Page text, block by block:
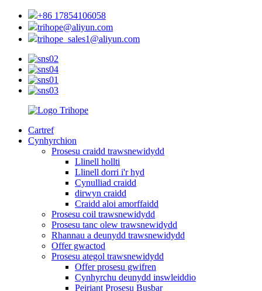
+86 17854106058
trihope@aliyun.com
trihope_sales1@aliyun.com
Cartref
Cynhyrchion
Prosesu craidd trawsnewidydd
Llinell hollti
Llinell dorri i'r hyd
Cynulliad craidd
dirwyn craidd
Craidd aloi amorffaidd
Prosesu coil trawsnewidydd
Prosesu tanc olew trawsnewidydd
Rhannau a deunydd trawsnewidydd
Offer gwactod
Prosesu ategol trawsnewidydd
Offer prosesu gwifren
Cynhyrchu deunydd inswleiddio
Peiriant Prosesu Busbar